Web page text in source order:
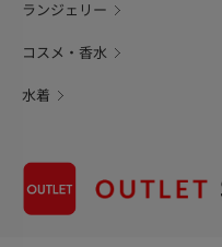
ランジェリー
コスメ・香水
水着